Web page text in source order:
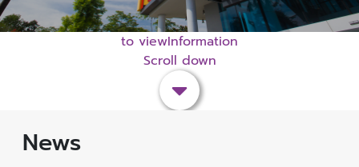
Scroll down
to viewInformation
News